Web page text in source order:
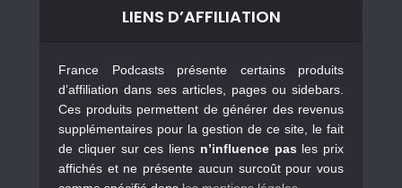
LIENS D’AFFILIATION
France Podcasts présente certains produits
d’affiliation dans ses articles, pages ou sidebars.
Ces produits permettent de générer des revenus
supplémentaires pour la gestion de ce site, le fait
de cliquer sur ces liens n’influence pas les prix
affichés et ne présente aucun surcoût pour vous